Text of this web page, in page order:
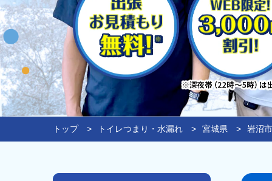
トップ トイレつまり・水漏れ 宮城県 岩沼市